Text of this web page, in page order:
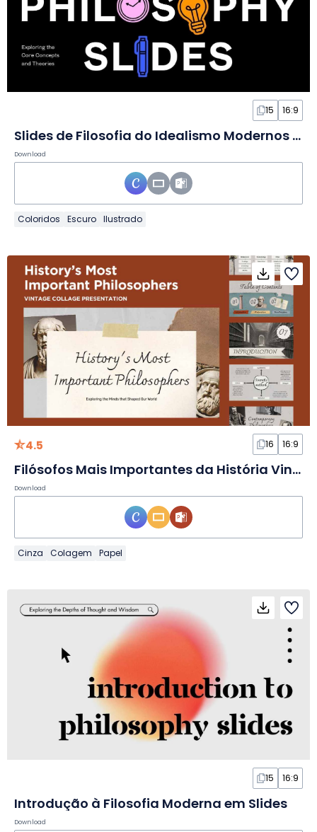
15 16:9
Slides de Filosofia do Idealismo Modernos e Ousados
Download
Coloridos Escuro Ilustrado
4.5 16 16:9
Filósofos Mais Importantes da História Vintage em Slides
Download
Cinza Colagem Papel
15 16:9
Introdução à Filosofia Moderna em Slides
Download